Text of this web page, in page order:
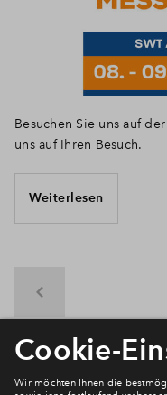
Besuchen Sie uns auf
uns auf Ihren Besuch.
Weiterlesen